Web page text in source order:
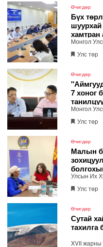
Найрамдах
нийгэмлэг
дэмжих
байна.
Өчигдөр
Бүх
хамтран
Монгол
хурлаар
Улс төр
Өчигдөр
7 хоног
Монгол
өнөөдөр
Ерөнхий
тушаалын
орчин, уул
гаруйг нь
Улс төр
Өчигдөр
Малын
Улсын Их
байрлах
сонслоо.
Улс төр
Өчигдөр
Сутай
тахилга
XVII жарны